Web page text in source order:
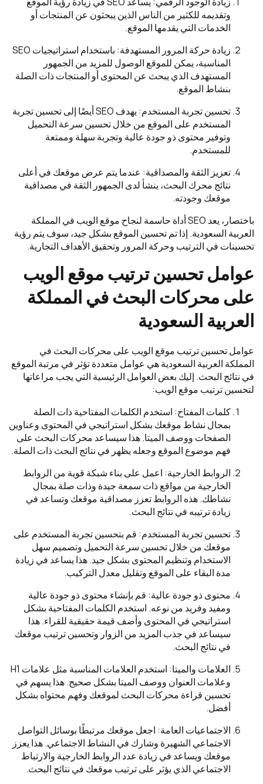
وتقديمه للكثير من الناس الذين يبحثون عن المنتجات أو
الخدمات التي يقدمها الموقع.
زيادة حركة المرور المستهدفة: باستخدام استراتيجيات SEO
المناسبة، يمكن للموقع الوصول للمزيد من الجمهور
المستهدف الذي يبحث عن المحتوى أو المنتجات ذات الصلة
بنشاط الموقع.
تحسين تجربة المستخدم: يهدف SEO أيضًا إلى تحسين تجربة
المستخدم على الموقع من خلال تحسين سرعة التحميل
وتوفير محتوى ذو جودة عالية وتجربة سهلة وممتعة
للمستخدم.
تعزيز الثقة والمصداقية: عندما يتم عرض موقعك في أعلى
نتائج محرك البحث، ينشأ لدى الجمهور الثقة في مصداقية
موقعك وجودته.
باختصار، يعد SEO أداة حاسمة لنجاح موقع الويب في المملكة
العربية السعودية. إذا تم تحسين الموقع بشكل جيد، سوف يتم رؤية
تحسينات في الترتيب وحركة المرور وتحقيق الأهداف التجارية.
عوامل تحسين ترتيب موقع الويب
على محركات البحث في المملكة
العربية السعودية
عوامل تحسين ترتيب موقع الويب على محركات البحث في
المملكة العربية السعودية هي عوامل متعددة تؤثر في مرتبة الموقع
في نتائج البحث. إليك بعض العوامل الرئيسية التي يجب مراعاتها
لتحسين ترتيب موقع الويب:
كلمات المفتاح: استخدم الكلمات المفتاحية ذات الصلة
بمجال نشاط موقعك بشكل استراتيجي في المحتوى وعناوين
الصفحات ووصف الميتا. هذا سيساعد محركات البحث على
فهم موضوع الموقع وجعله يظهر في نتائج البحث ذات الصلة.
الروابط الخارجية: اعمل على بناء شبكة قوية من الروابط
الخارجية من مواقع ذات سمعة جيدة وذات صلة بمجال
نشاطك. هذه الروابط تعزز مصداقية موقعك وتساعد في
زيادة ترتيبه في نتائج البحث.
تحسين تجربة المستخدم: قم بتحسين تجربة المستخدم على
موقعك من خلال تحسين سرعة التحميل وتصميم سهل
الاستخدام وتنظيم المحتوى بشكل جيد. هذا يساعد في زيادة
مدة البقاء على الموقع وتقليل معدل التركيب.
محتوى ذو جودة عالية: قم بإنشاء محتوى ذو جودة عالية
ومفيد وفريد من نوعه. استخدم الكلمات المفتاحية بشكل
استراتيجي في المحتوى وأضف قيمة حقيقية للقراء. هذا
سيساعد في جذب المزيد من الزوار وتحسين ترتيب موقعك
في نتائج البحث.
العلامات والميتا: استخدم العلامات المناسبة مثل علامات H1
وعلامات العنوان ووصف الميتا بشكل صحيح. هذا يسهم في
تحسين قراءة محركات البحث لموقعك وفهم محتواه بشكل
أفضل.
الاجتماعيات العامة: اجعل موقعك مرتبطًا بوسائل التواصل
الاجتماعي الشهيرة وشارك في النشاط الاجتماعي. هذا يعزز
موقعك ويساعد في زيادة عدد الروابط الخارجية والارتباط
الاجتماعي الذي يؤثر على ترتيب موقعك في نتائج البحث.